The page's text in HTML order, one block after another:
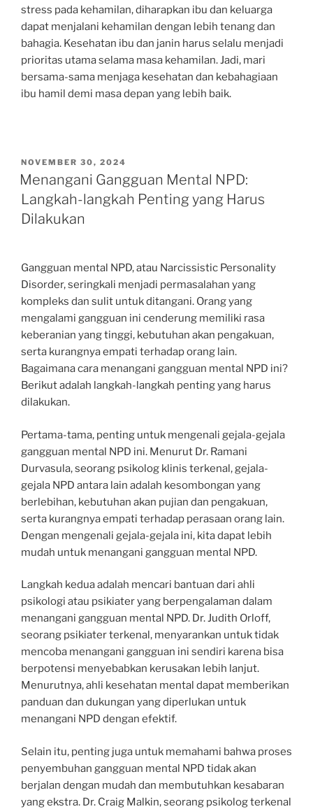
stress pada kehamilan, diharapkan ibu dan keluarga
dapat menjalani kehamilan dengan lebih tenang dan
bahagia. Kesehatan ibu dan janin harus selalu menjadi
prioritas utama selama masa kehamilan. Jadi, mari
bersama-sama menjaga kesehatan dan kebahagiaan
ibu hamil demi masa depan yang lebih baik.
POSTED
ON
NOVEMBER 30, 2024
Menangani Gangguan Mental NPD:
Langkah-langkah Penting yang Harus
Dilakukan
Gangguan mental NPD, atau Narcissistic Personality
Disorder, seringkali menjadi permasalahan yang
kompleks dan sulit untuk ditangani. Orang yang
mengalami gangguan ini cenderung memiliki rasa
keberanian yang tinggi, kebutuhan akan pengakuan,
serta kurangnya empati terhadap orang lain.
Bagaimana cara menangani gangguan mental NPD ini?
Berikut adalah langkah-langkah penting yang harus
dilakukan.
Pertama-tama, penting untuk mengenali gejala-gejala
gangguan mental NPD ini. Menurut Dr. Ramani
Durvasula, seorang psikolog klinis terkenal, gejala-
gejala NPD antara lain adalah kesombongan yang
berlebihan, kebutuhan akan pujian dan pengakuan,
serta kurangnya empati terhadap perasaan orang lain.
Dengan mengenali gejala-gejala ini, kita dapat lebih
mudah untuk menangani gangguan mental NPD.
Langkah kedua adalah mencari bantuan dari ahli
psikologi atau psikiater yang berpengalaman dalam
menangani gangguan mental NPD. Dr. Judith Orloff,
seorang psikiater terkenal, menyarankan untuk tidak
mencoba menangani gangguan ini sendiri karena bisa
berpotensi menyebabkan kerusakan lebih lanjut.
Menurutnya, ahli kesehatan mental dapat memberikan
panduan dan dukungan yang diperlukan untuk
menangani NPD dengan efektif.
Selain itu, penting juga untuk memahami bahwa proses
penyembuhan gangguan mental NPD tidak akan
berjalan dengan mudah dan membutuhkan kesabaran
yang ekstra. Dr. Craig Malkin, seorang psikolog terkenal